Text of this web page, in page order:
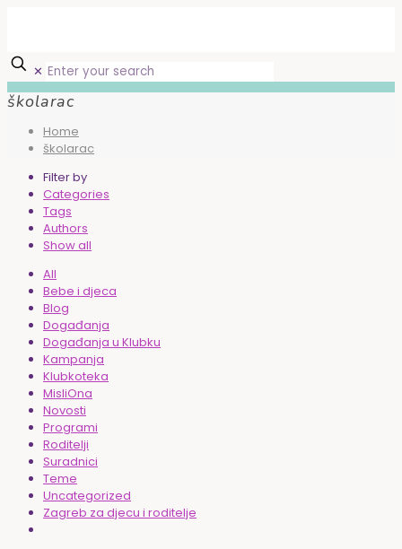
✕
školarac
Home
školarac
Filter by
Categories
Tags
Authors
Show all
All
Bebe i djeca
Blog
Događanja
Događanja u Klubku
Kampanja
Klubkoteka
MisliOna
Novosti
Programi
Roditelji
Suradnici
Teme
Uncategorized
Zagreb za djecu i roditelje